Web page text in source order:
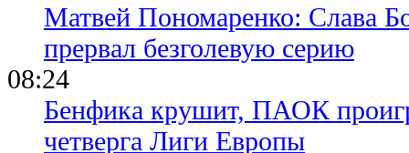
Матвей Пономаренко: Слава
прервал безголевую серию
08:24
Бенфика крушит, ПАОК
четверга Лиги Европы